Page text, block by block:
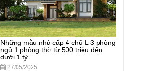
Những mẫu nhà cấp 4 chữ L 3 phòng
ngủ 1 phòng thờ từ 500 triệu đến
dưới 1 tỷ
27/05/2025